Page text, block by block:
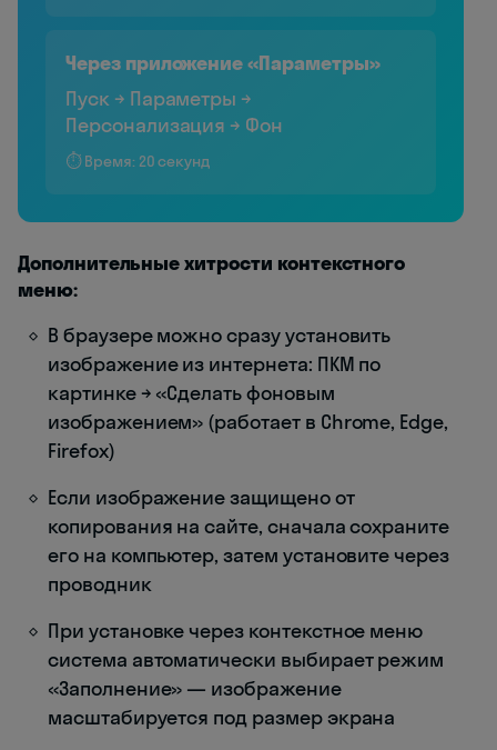
Через приложение «Параметры»
Пуск → Параметры →
Персонализация → Фон
⏱️ Время: 20 секунд
Дополнительные хитрости контекстного
меню:
В браузере можно сразу установить
изображение из интернета: ПКМ по
картинке → «Сделать фоновым
изображением» (работает в Chrome, Edge,
Firefox)
Если изображение защищено от
копирования на сайте, сначала сохраните
его на компьютер, затем установите через
проводник
При установке через контекстное меню
система автоматически выбирает режим
«Заполнение» — изображение
масштабируется под размер экрана